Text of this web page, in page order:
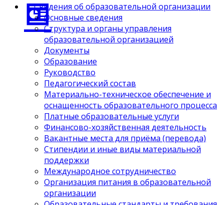
Сведения об образовательной организации
Основные сведения
Структура и органы управления
образовательной организацией
Документы
Образование
Руководство
Педагогический состав
Материально-техническое обеспечение и
оснащенность образовательного процесса
Платные образовательные услуги
Финансово-хозяйственная деятельность
Вакантные места для приёма (перевода)
Стипендии и иные виды материальной
поддержки
Международное сотрудничество
Организация питания в образовательной
организации